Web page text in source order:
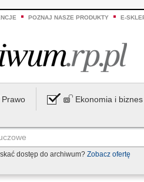
POZNAJ NASZE PRODUKTY E-
Prawo Ekonomia i biznes
dostęp do archiwum? Zobacz ofertę